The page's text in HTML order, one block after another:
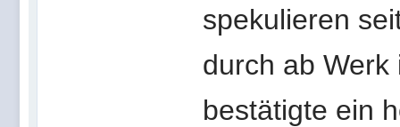
spekulieren
durch ab
bestätigte ein